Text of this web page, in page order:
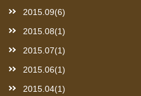
2015.09(6)
2015.08(1)
2015.07(1)
2015.06(1)
2015.04(1)